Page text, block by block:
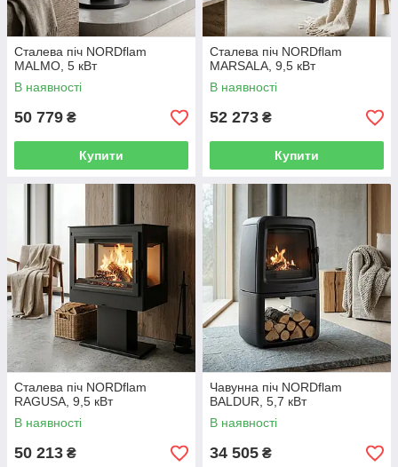
Сталева піч NORDflam
MALMO, 5 кВт
В наявності
50 779 ₴
Купити
Сталева піч NORDflam
MARSALA, 9,5 кВт
В наявності
52 273 ₴
Купити
Сталева піч NORDflam
RAGUSA, 9,5 кВт
В наявності
50 213 ₴
Чавунна піч NORDflam
BALDUR, 5,7 кВт
В наявності
34 505 ₴